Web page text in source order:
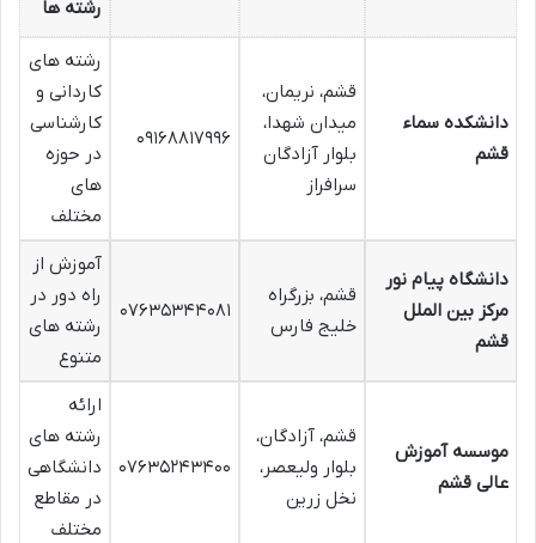
رشته ها
دانشکده سماء
قشم
قشم، نریمان،
میدان شهدا،
بلوار آزادگان
سرافراز
۰۹۱۶۸۸۱۷۹۹۶
رشته های
کاردانی و
کارشناسی
در حوزه
های
مختلف
دانشگاه پیام نور
مرکز بین الملل
قشم
قشم، بزرگراه
خلیج فارس
۰۷۶۳۵۳۴۴۰۸۱
آموزش از
راه دور در
رشته های
متنوع
موسسه آموزش
عالی قشم
قشم، آزادگان،
بلوار ولیعصر،
نخل زرین
۰۷۶۳۵۲۴۳۴۰۰
ارائه
رشته های
دانشگاهی
در مقاطع
مختلف